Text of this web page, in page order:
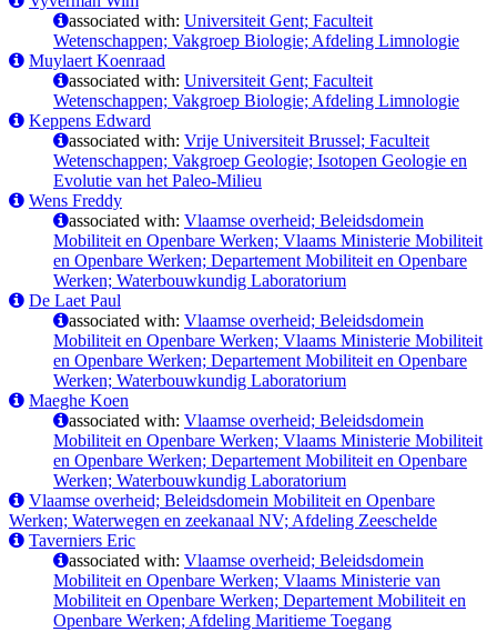
associated with: Universiteit Gent; Faculteit
Wetenschappen; Vakgroep Biologie; Afdeling Limnologie
Muylaert Koenraad
associated with: Universiteit Gent; Faculteit
Wetenschappen; Vakgroep Biologie; Afdeling Limnologie
Keppens Edward
associated with: Vrije Universiteit Brussel; Faculteit
Wetenschappen; Vakgroep Geologie; Isotopen Geologie en
Evolutie van het Paleo-Milieu
Wens Freddy
associated with: Vlaamse overheid; Beleidsdomein
Mobiliteit en Openbare Werken; Vlaams Ministerie Mobiliteit
en Openbare Werken; Departement Mobiliteit en Openbare
Werken; Waterbouwkundig Laboratorium
De Laet Paul
associated with: Vlaamse overheid; Beleidsdomein
Mobiliteit en Openbare Werken; Vlaams Ministerie Mobiliteit
en Openbare Werken; Departement Mobiliteit en Openbare
Werken; Waterbouwkundig Laboratorium
Maeghe Koen
associated with: Vlaamse overheid; Beleidsdomein
Mobiliteit en Openbare Werken; Vlaams Ministerie Mobiliteit
en Openbare Werken; Departement Mobiliteit en Openbare
Werken; Waterbouwkundig Laboratorium
Vlaamse overheid; Beleidsdomein Mobiliteit en Openbare
Werken; Waterwegen en zeekanaal NV; Afdeling Zeeschelde
Taverniers Eric
associated with: Vlaamse overheid; Beleidsdomein
Mobiliteit en Openbare Werken; Vlaams Ministerie van
Mobiliteit en Openbare Werken; Departement Mobiliteit en
Openbare Werken; Afdeling Maritieme Toegang